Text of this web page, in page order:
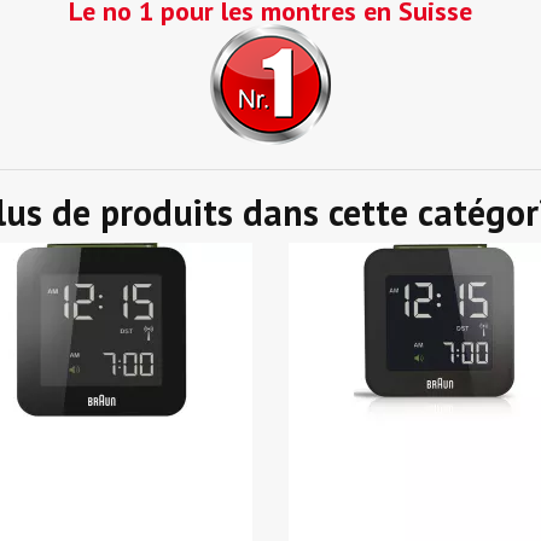
Le no 1 pour les montres en Suisse
de produits dans cette